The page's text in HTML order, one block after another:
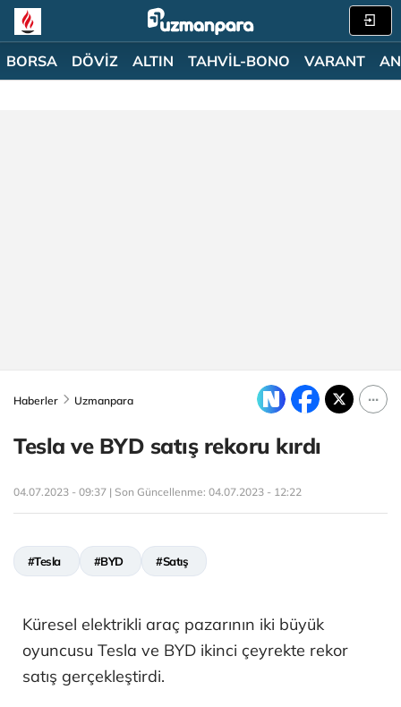
BORSA DÖVİZ ALTIN TAHVİL-BONO VARANT
Haberler Uzmanpara
Tesla ve BYD satış rekoru kırdı
04.07.2023 - 09:37 | Son Güncellenme: 04.07.2023 - 12:22
#Tesla #BYD #Satış
Küresel elektrikli araç pazarının iki büyük
oyuncusu Tesla ve BYD ikinci çeyrekte rekor
satış gerçekleştirdi.